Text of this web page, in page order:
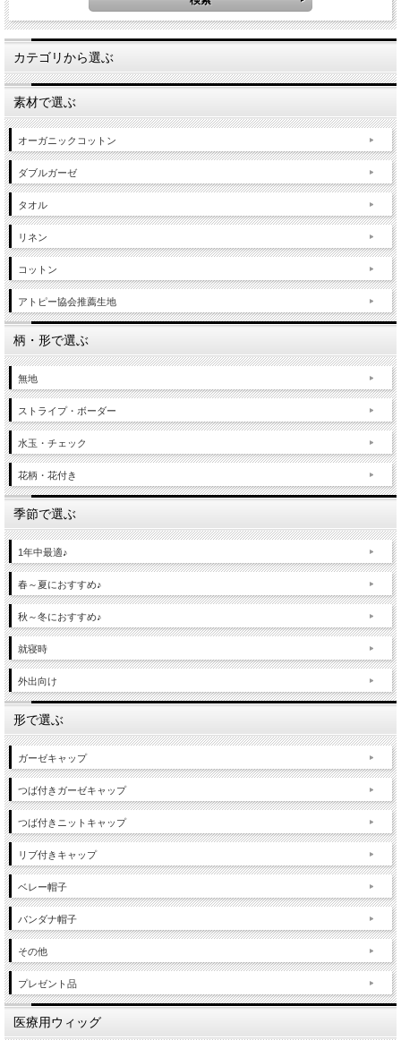
カテゴリから選ぶ
素材で選ぶ
オーガニックコットン
ダブルガーゼ
タオル
リネン
コットン
アトピー協会推薦生地
柄・形で選ぶ
無地
ストライプ・ボーダー
水玉・チェック
花柄・花付き
季節で選ぶ
1年中最適♪
春～夏におすすめ♪
秋～冬におすすめ♪
就寝時
外出向け
形で選ぶ
ガーゼキャップ
つば付きガーゼキャップ
つば付きニットキャップ
リブ付きキャップ
ベレー帽子
バンダナ帽子
その他
プレゼント品
医療用ウィッグ